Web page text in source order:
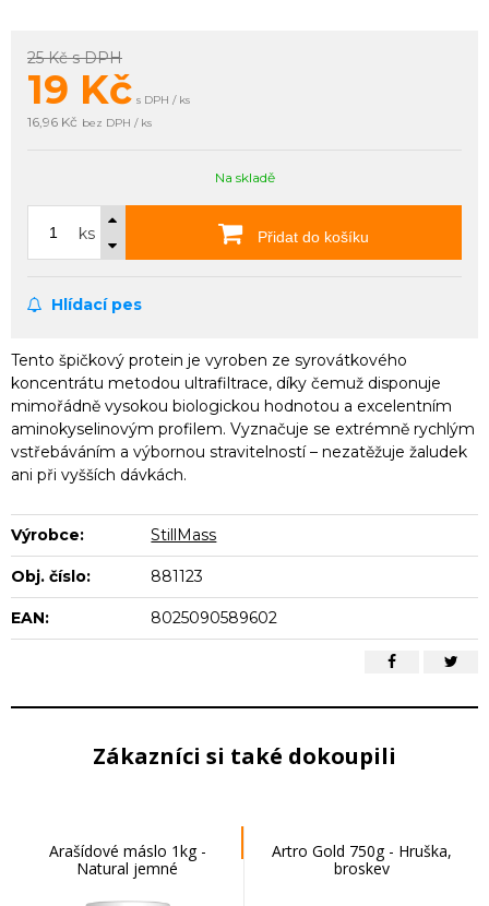
25 Kčs DPH
19 Kč s DPH / ks
16,96 Kč bez DPH / ks
Na skladě
ks Přidat do košíku
Hlídací pes
Tento špičkový protein je vyroben ze syrovátkového
koncentrátu metodou ultrafiltrace, díky čemuž disponuje
mimořádně vysokou biologickou hodnotou a excelentním
aminokyselinovým profilem. Vyznačuje se extrémně rychlým
vstřebáváním a výbornou stravitelností – nezatěžuje žaludek
ani při vyšších dávkách.
Výrobce: StillMass
Obj. číslo: 881123
EAN: 8025090589602
Zákazníci si také dokoupili
Arašídové máslo 1kg -
Natural jemné
Artro Gold 750g - Hruška,
broskev